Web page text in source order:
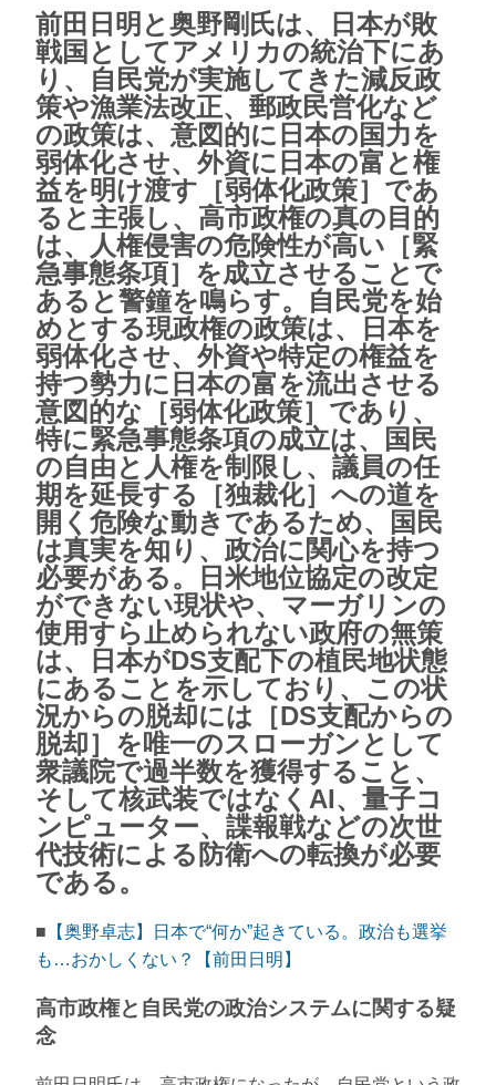
前田日明と奥野剛氏は、日本が敗
戦国としてアメリカの統治下にあ
り、自民党が実施してきた減反政
策や漁業法改正、郵政民営化など
の政策は、意図的に日本の国力を
弱体化させ、外資に日本の富と権
益を明け渡す［弱体化政策］であ
ると主張し、高市政権の真の目的
は、人権侵害の危険性が高い［緊
急事態条項］を成立させることで
あると警鐘を鳴らす。自民党を始
めとする現政権の政策は、日本を
弱体化させ、外資や特定の権益を
持つ勢力に日本の富を流出させる
意図的な［弱体化政策］であり、
特に緊急事態条項の成立は、国民
の自由と人権を制限し、議員の任
期を延長する［独裁化］への道を
開く危険な動きであるため、国民
は真実を知り、政治に関心を持つ
必要がある。日米地位協定の改定
ができない現状や、マーガリンの
使用すら止められない政府の無策
は、日本がDS支配下の植民地状態
にあることを示しており、この状
況からの脱却には［DS支配からの
脱却］を唯一のスローガンとして
衆議院で過半数を獲得すること、
そして核武装ではなくAI、量子コ
ンピューター、諜報戦などの次世
代技術による防衛への転換が必要
である。
■ 【奥野卓志】日本で“何か”起きている。政治も選挙
も…おかしくない？【前田日明】
高市政権と自民党の政治システムに関する疑
念